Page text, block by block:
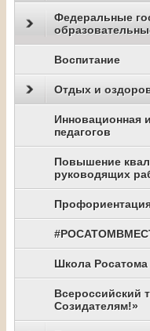
Федеральные
Воспитание
Отдых и
Инновационная
педагогов
Повышение
руководящих
Школа Росатома
Всероссийский
Созидателям!»